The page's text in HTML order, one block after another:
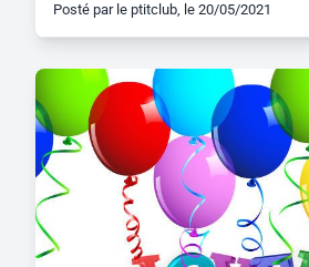
Posté par le ptitclub, le 20/05/2021